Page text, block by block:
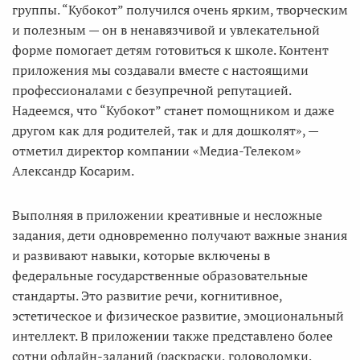
группы. “Кубокот” получился очень ярким, творческим
и полезным — он в ненавязчивой и увлекательной
форме помогает детям готовиться к школе. Контент
приложения мы создавали вместе с настоящими
профессионалами с безупречной репутацией.
Надеемся, что “Кубокот” станет помощником и даже
другом как для родителей, так и для дошколят», —
отметил директор компании «Медиа-Телеком»
Александр Косарим.
Выполняя в приложении креативные и несложные
задания, дети одновременно получают важные знания
и развивают навыки, которые включены в
федеральные государственные образовательные
стандарты. Это развитие речи, когнитивное,
эстетическое и физическое развитие, эмоциональный
интеллект. В приложении также представлено более
сотни офлайн-заданий (раскраски, головоломки,